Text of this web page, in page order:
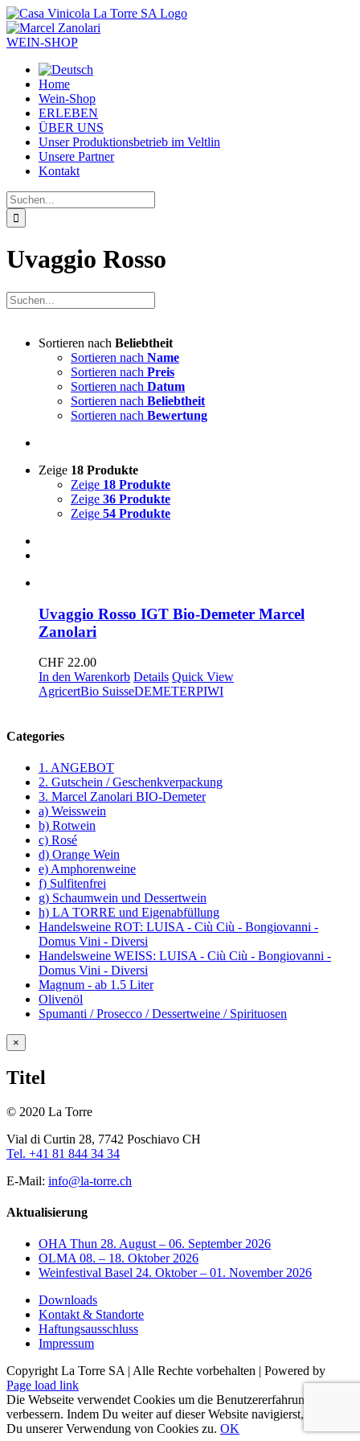
Zum
Inhalt
springen
WEIN-SHOP
Home
Wein-Shop
ERLEBEN
ÜBER UNS
Unser Produktionsbetrieb im Veltlin
Unsere Partner
Kontakt
Suche
nach:
Uvaggio Rosso
Sortieren nach Beliebtheit
Sortieren nach Name
Sortieren nach Preis
Sortieren nach Datum
Sortieren nach Beliebtheit
Sortieren nach Bewertung
Zeige 18 Produkte
Zeige 18 Produkte
Zeige 36 Produkte
Zeige 54 Produkte
Uvaggio Rosso IGT Bio-Demeter Marcel
Zanolari
CHF 22.00
In den Warenkorb Details Quick View
AgricertBio SuisseDEMETERPIWI
Categories
1. ANGEBOT
2. Gutschein / Geschenkverpackung
3. Marcel Zanolari BIO-Demeter
a) Weisswein
b) Rotwein
c) Rosé
d) Orange Wein
e) Amphorenweine
f) Sulfitenfrei
g) Schaumwein und Dessertwein
h) LA TORRE und Eigenabfüllung
Handelsweine ROT: LUISA - Ciù Ciù - Bongiovanni -
Domus Vini - Diversi
Handelsweine WEISS: LUISA - Ciù Ciù - Bongiovanni -
Domus Vini - Diversi
Magnum - ab 1.5 Liter
Olivenöl
Spumanti / Prosecco / Dessertweine / Spirituosen
Close
product
view
×
Titel
© 2020 La Torre
Vial di Curtin 28, 7742 Poschiavo CH
Tel. +41 81 844 34 34
E-Mail: info@la-torre.ch
Aktualisierung
OHA Thun 28. August – 06. September 2026
OLMA 08. – 18. Oktober 2026
Weinfestival Basel 24. Oktober – 01. November 2026
Downloads
Kontakt & Standorte
Haftungsausschluss
Impressum
Copyright La Torre SA | Alle Rechte vorbehalten | Powered by
Facebook
Page load link
Die Webseite verwendet Cookies um die Benutzererfahrung zu
verbessern. Indem Du weiter auf dieser Website navigierst, stimmst
Du unserer Verwendung von Cookies zu. OK